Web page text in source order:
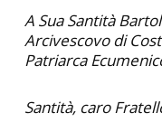
A Sua Santità
Arcivescovo di
Patriarca
Santità, caro